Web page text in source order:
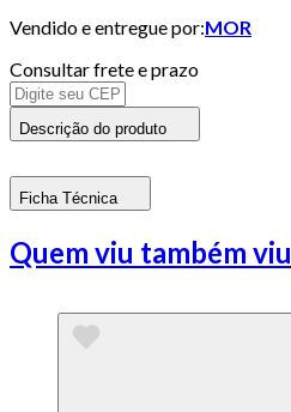
Vendido e entregue por:MOR
Consultar frete e prazo
Descrição do produto
Ficha Técnica
Quem viu também viu